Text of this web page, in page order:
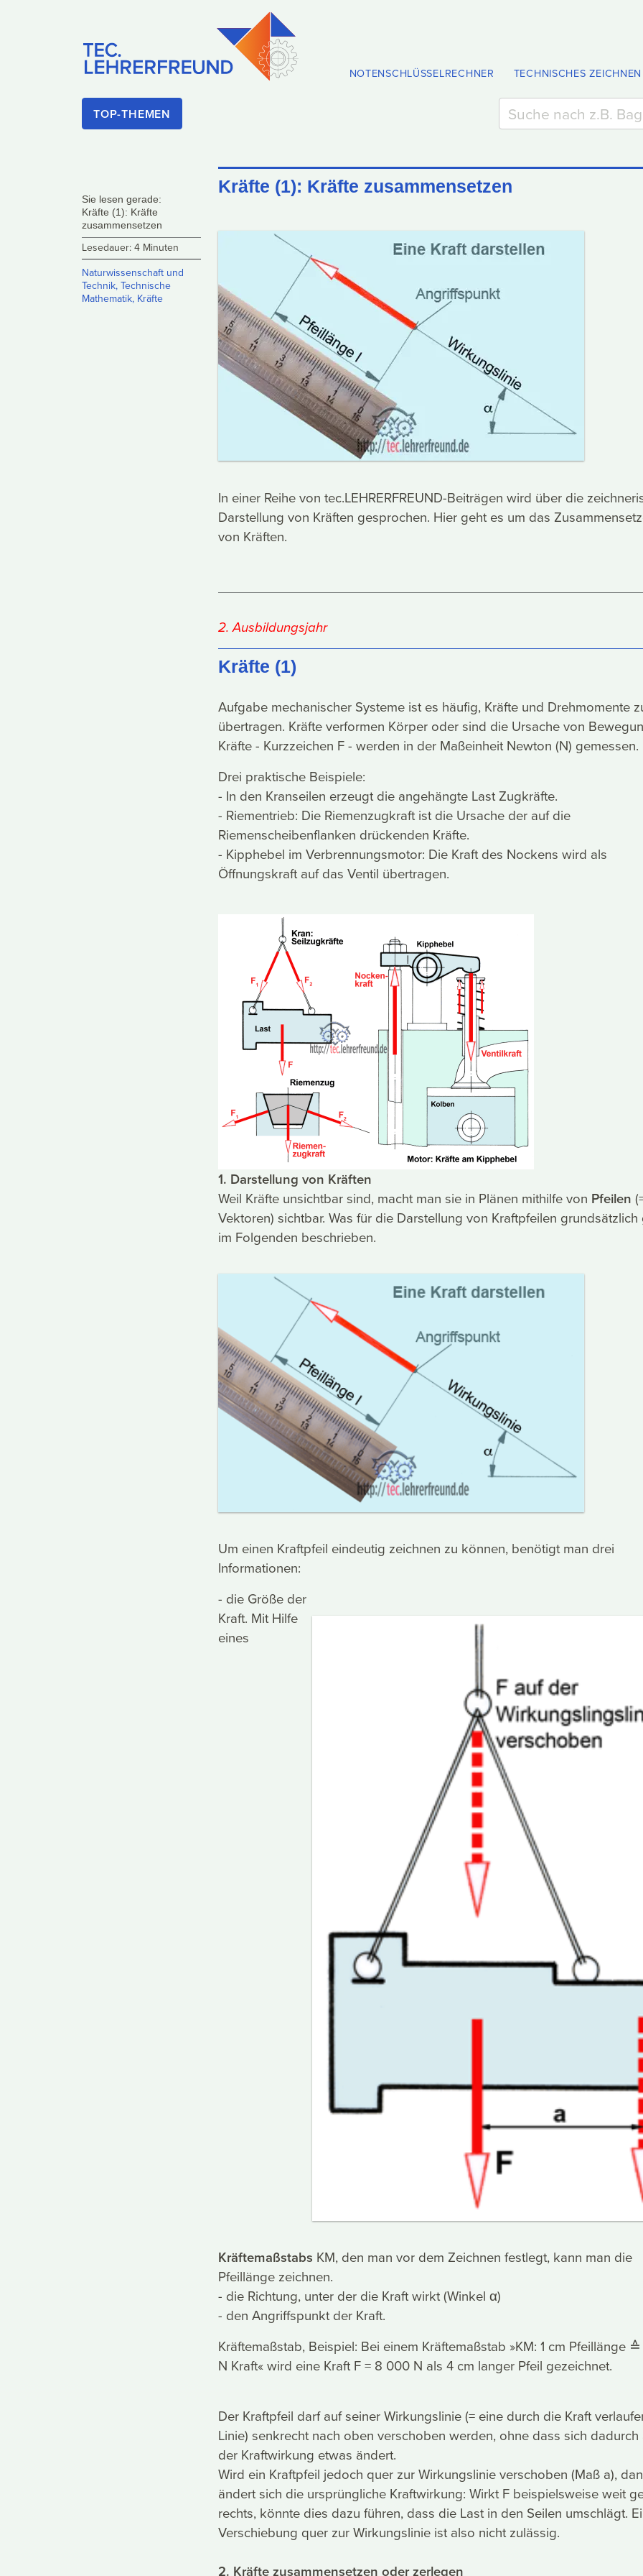
NOTENSCHLÜSSELRECHNER TECHNISCHES ZEICHNEN
TOP-THEMEN
Sie lesen gerade:
Kräfte (1): Kräfte
zusammensetzen
Lesedauer: 4 Minuten
Naturwissenschaft und
Technik,Technische
Mathematik, Kräfte
Kräfte (1): Kräfte zusammensetzen
In einer Reihe von tec.LEHRERFREUND-Beiträgen wird über die
Darstellung von Kräften gesprochen. Hier geht es um das
von Kräften.
2. Ausbildungsjahr
Kräfte (1)
Aufgabe mechanischer Systeme ist es häufig, Kräfte und Drehmomente
übertragen. Kräfte verformen Körper oder sind die Ursache von
Kräfte - Kurzzeichen F - werden in der Maßeinheit Newton (N) gemessen.
Drei praktische Beispiele:
- In den Kranseilen erzeugt die angehängte Last Zugkräfte.
- Riementrieb: Die Riemenzugkraft ist die Ursache der auf die
Riemenscheibenflanken drückenden Kräfte.
- Kipphebel im Verbrennungsmotor: Die Kraft des Nockens wird als
Öffnungskraft auf das Ventil übertragen.
1. Darstellung von Kräften
Weil Kräfte unsichtbar sind, macht man sie in Plänen mithilfe von Pfeilen
Vektoren) sichtbar. Was für die Darstellung von Kraftpfeilen grundsätzlich
im Folgenden beschrieben.
Um einen Kraftpfeil eindeutig zeichnen zu können, benötigt man drei
Informationen:
- die Größe der
Kraft. Mit Hilfe
eines
Kräftemaßstabs KM, den man vor dem Zeichnen festlegt, kann man die
Pfeillänge zeichnen.
- die Richtung, unter der die Kraft wirkt (Winkel α)
- den Angriffspunkt der Kraft.
Kräftemaßstab, Beispiel: Bei einem Kräftemaßstab »KM: 1 cm Pfeillänge
N Kraft« wird eine Kraft F = 8 000 N als 4 cm langer Pfeil gezeichnet.
Der Kraftpfeil darf auf seiner Wirkungslinie (= eine durch die Kraft
Linie) senkrecht nach oben verschoben werden, ohne dass sich dadurch
der Kraftwirkung etwas ändert.
Wird ein Kraftpfeil jedoch quer zur Wirkungslinie verschoben (Maß a),
ändert sich die ursprüngliche Kraftwirkung: Wirkt F beispielsweise weit
rechts, könnte dies dazu führen, dass die Last in den Seilen umschlägt.
Verschiebung quer zur Wirkungslinie ist also nicht zulässig.
2. Kräftezusammensetzen oderzerlegen